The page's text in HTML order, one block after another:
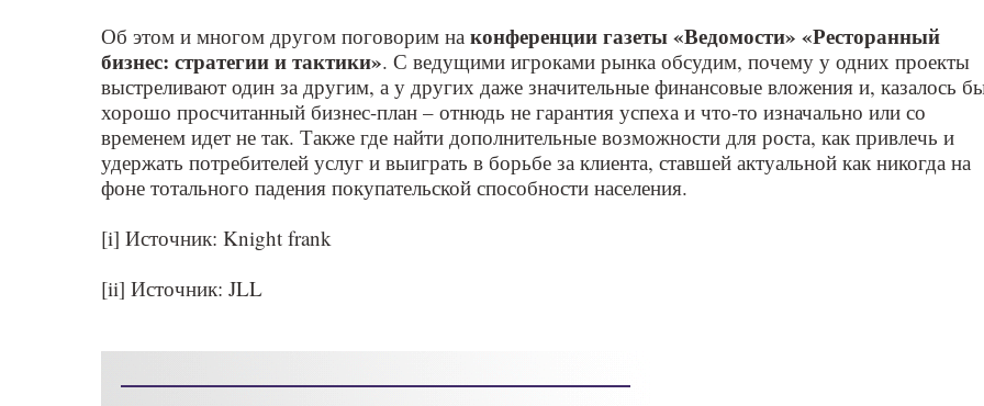
Об этом и многом другом поговорим на конференции газеты «Ведомости» «Ресторанный
бизнес: стратегии и тактики». С ведущими игроками рынка обсудим, почему у одних проекты
выстреливают один за другим, а у других даже значительные финансовые вложения и, казалось
хорошо просчитанный бизнес-план – отнюдь не гарантия успеха и что-то изначально или со
временем идет не так. Также где найти дополнительные возможности для роста, как привлечь и
удержать потребителей услуг и выиграть в борьбе за клиента, ставшей актуальной как никогда на
фоне тотального падения покупательской способности населения.
[i] Источник: Knight frank
[ii] Источник: JLL